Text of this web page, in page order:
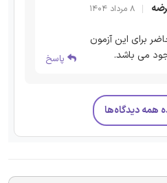
۸ مرداد ۱۴۰۴
برای این آزمون
می باشد.
پاسخ
همه دیدگاه‌ها